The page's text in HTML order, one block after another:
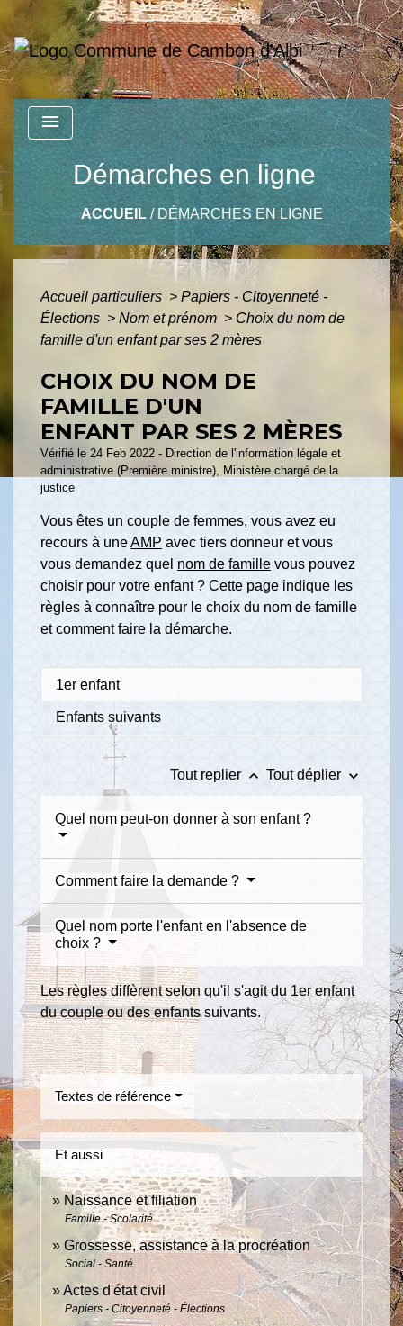
menu
Démarches en ligne
ACCUEIL/ DÉMARCHES EN LIGNE
Accueil particuliers > Papiers - Citoyenneté -
Élections > Nom et prénom > Choix du nom de
famille d'un enfant par ses 2 mères
CHOIX DU NOM DE
FAMILLE D'UN
ENFANT PAR SES 2 MÈRES
Vérifié le 24 Feb 2022 - Direction de l'information légale et
administrative (Première ministre), Ministère chargé de la
justice
Vous êtes un couple de femmes, vous avez eu
recours à uneAMP avec tiers donneur et vous
vous demandez quel nom de famille vous pouvez
choisir pour votre enfant ? Cette page indique les
règles à connaître pour le choix du nom de famille
et comment faire la démarche.
1er enfant
Enfants suivants
Tout replier keyboard_arrow_up Tout déplier keyboard_arrow_down
Quel nom peut-on donner à son enfant ?
Comment faire la demande ?
Quel nom porte l'enfant en l'absence de
choix ?
Les règles diffèrent selon qu'il s'agit du 1erenfant
du couple ou des enfants suivants.
Textes de référence
Et aussi
Naissance et filiation
Famille - Scolarité
Grossesse, assistance à la procréation
Social - Santé
Actes d'état civil
Papiers - Citoyenneté - Élections